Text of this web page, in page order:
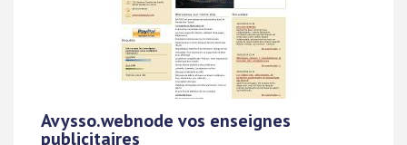
Avysso.webnode vos enseignes
publicitaires